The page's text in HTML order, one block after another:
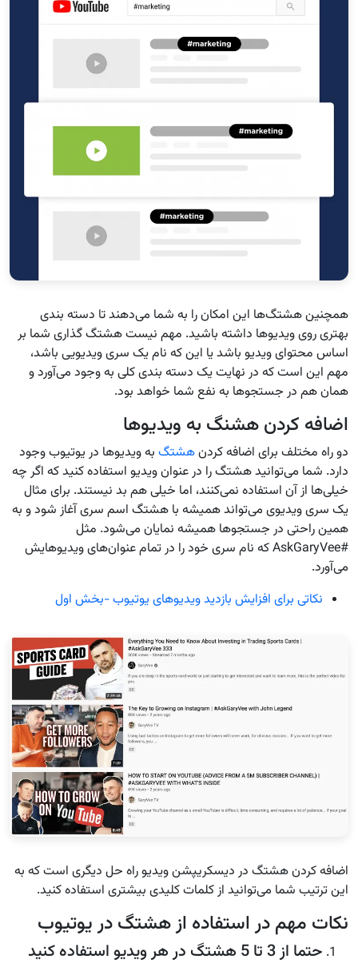
همچنین هشتگ‌ها این امکان را به شما می‌دهند تا دسته بندی
بهتری روی ویدیوها داشته باشید. مهم نیست هشتگ گذاری شما بر
اساس محتوای ویدیو باشد یا این که نام یک سری ویدیویی باشد،
مهم این است که در نهایت یک دسته بندی کلی به وجود می‌آورد و
همان هم در جستجوها به نفع شما خواهد بود.
اضافه کردن هشنگ به ویدیوها
دو راه مختلف برای اضافه کردنهشتگ به ویدیوها در یوتیوب وجود
دارد. شما می‌توانید هشتگ را در عنوان ویدیو استفاده کنید که اگر چه
خیلی‌ها از آن استفاده نمی‌کنند، اما خیلی هم بد نیستند. برای مثال
یک سری ویدیوی می‌تواند همیشه با هشتگ اسم سری آغاز شود و به
همین راحتی در جستجوها همیشه نمایان می‌شود. مثل
#AskGaryVee که نام سری خود را در تمام عنوان‌های ویدیوهایش
می‌آورد.
نکاتی برای افزایش بازدید ویدیوهای یوتیوب -بخش اول
اضافه کردن هشتگ در دیسکریپشن ویدیو راه حل دیگری است که به
این ترتیب شما می‌توانید از کلمات کلیدی بیشتری استفاده کنید.
نکات مهم در استفاده از هشتگ‌ در یوتیوب
حتما از 3 تا 5 هشتگ در هر ویدیو استفاده کنید